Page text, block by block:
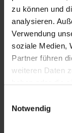
zu können und
analysieren.
Verwendung
soziale Medien,
Partner führen
weiteren Daten
haben oder die
Notwendig